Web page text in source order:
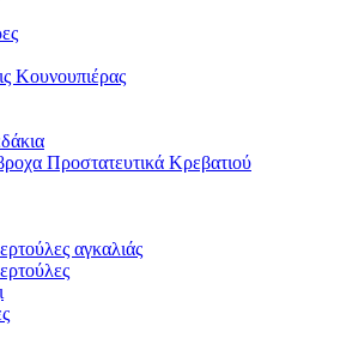
Κουνουπιέρας
Προστατευτικά Κρεβατιού
αγκαλιάς